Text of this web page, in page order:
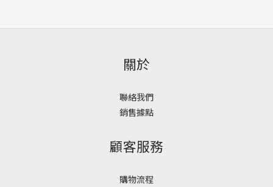
關於
聯絡我們
銷售據點
顧客服務
購物流程